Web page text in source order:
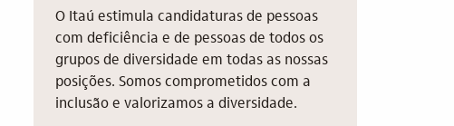
O Itaú estimula candidaturas de pessoas
com deficiência e de pessoas de todos os
grupos de diversidade em todas as nossas
posições. Somos comprometidos com a
inclusão e valorizamos a diversidade.